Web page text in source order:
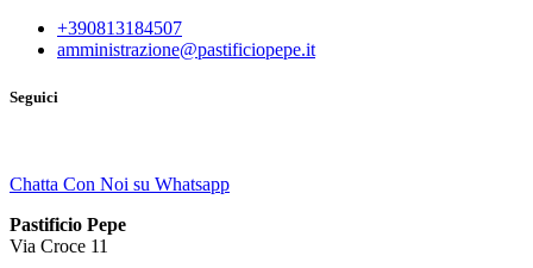
+390813184507
amministrazione@pastificiopepe.it
Seguici
Chatta Con Noi su Whatsapp
Pastificio Pepe
Via Croce 11